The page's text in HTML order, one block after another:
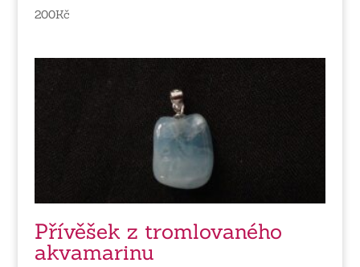
200Kč
Přívěšek z tromlovaného
akvamarinu